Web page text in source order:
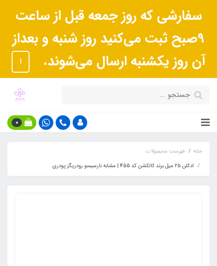
سفارشی که روز جمعه قبل از ساعت
9صبح ثبت می‌کنید روز شنبه و بعداز
آن روز یکشنبه ارسال می‌شوند.
ا
0
خانه
فهرست محصولات
ادکلن ۲۵ میل برند کالکشن کد 455 | مشابه نارسیسو رودریگز پودری